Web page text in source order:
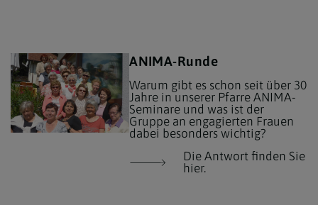
ANIMA-Runde
Warum gibt es schon seit über 30
Jahre in unserer Pfarre ANIMA-
Seminare und was ist der
Gruppe an engagierten Frauen
dabei besonders wichtig?
Die Antwort finden Sie
hier.